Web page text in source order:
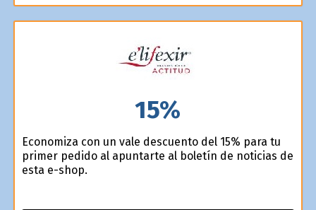
15%
Economiza con un vale descuento del 15% para tu
primer pedido al apuntarte al boletín de noticias de
esta e-shop.